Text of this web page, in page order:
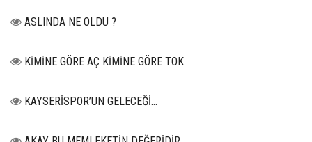
ASLINDA NE OLDU ?
KİMİNE GÖRE AÇ KİMİNE GÖRE TOK
KAYSERİSPOR’UN GELECEĞİ…